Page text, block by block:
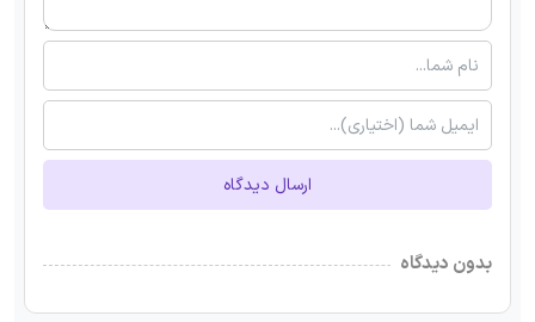
ارسال دیدگاه
بدون دیدگاه